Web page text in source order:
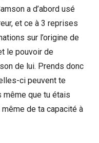
a d’abord usé
et ce à 3 reprises
sur l’origine de
le pouvoir de
de lui. Prends donc
ci peuvent te
que tu étais
de ta capacité à